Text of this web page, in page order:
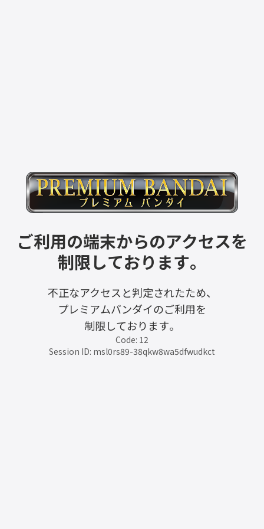
ご利用の端末からのアクセスを
制限しております。
不正なアクセスと判定されたため、
プレミアムバンダイのご利用を
制限しております。
Code: 12
Session ID: msl0rs89-38qkw8wa5dfwudkct